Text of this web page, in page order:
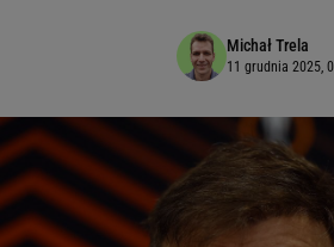
Michał Trela
11 grudnia 2025,